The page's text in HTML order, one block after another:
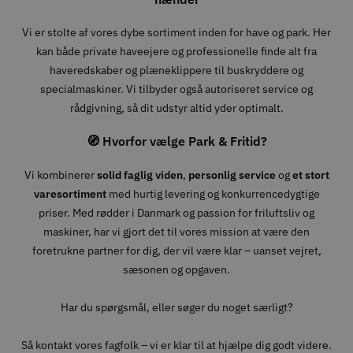
Vi er stolte af vores dybe sortiment inden for have og park. Her
kan både private haveejere og professionelle finde alt fra
haveredskaber og plæneklippere til buskryddere og
specialmaskiner. Vi tilbyder også autoriseret service og
rådgivning, så dit udstyr altid yder optimalt.
🧭 Hvorfor vælge Park & Fritid?
Vi kombinerersolid faglig viden, personlig serviceoget stort
varesortimentmed hurtig levering og konkurrencedygtige
priser. Med rødder i Danmark og passion for friluftsliv og
maskiner, har vi gjort det til vores mission at være den
foretrukne partner for dig, der vil være klar – uanset vejret,
sæsonen og opgaven.
Har du spørgsmål, eller søger du noget særligt?
Så kontakt vores fagfolk – vi er klar til at hjælpe dig godt videre.